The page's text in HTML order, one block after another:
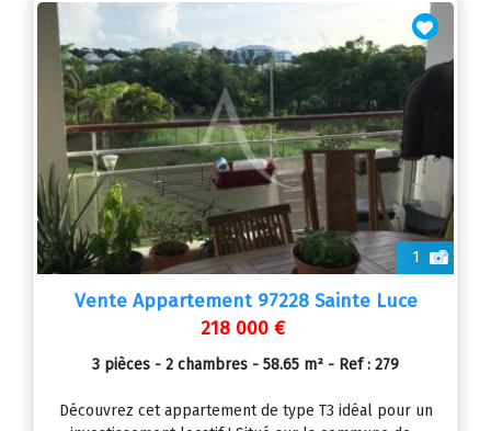
1
Vente Appartement 97228 Sainte Luce
218 000 €
3 pièces - 2 chambres - 58.65 m² - Ref : 279
Découvrez cet appartement de type T3 idéal pour un